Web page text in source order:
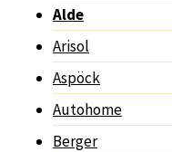
Alde
Arisol
Aspöck
Autohome
Berger